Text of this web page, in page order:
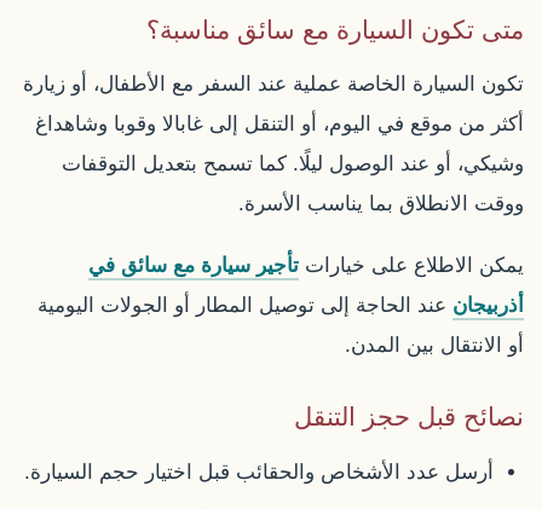
متى تكون السيارة مع سائق مناسبة؟
تكون السيارة الخاصة عملية عند السفر مع الأطفال، أو زيارة
أكثر من موقع في اليوم، أو التنقل إلى غابالا وقوبا وشاهداغ
وشيكي، أو عند الوصول ليلًا. كما تسمح بتعديل التوقفات
ووقت الانطلاق بما يناسب الأسرة.
يمكن الاطلاع على خيارات تأجير سيارة مع سائق في
أذربيجان عند الحاجة إلى توصيل المطار أو الجولات اليومية
أو الانتقال بين المدن.
نصائح قبل حجز التنقل
أرسل عدد الأشخاص والحقائب قبل اختيار حجم السيارة.